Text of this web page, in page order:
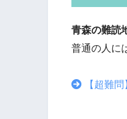
青森の難読
普通の人に
【超難